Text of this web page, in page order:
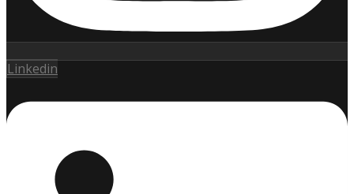
Linkedin